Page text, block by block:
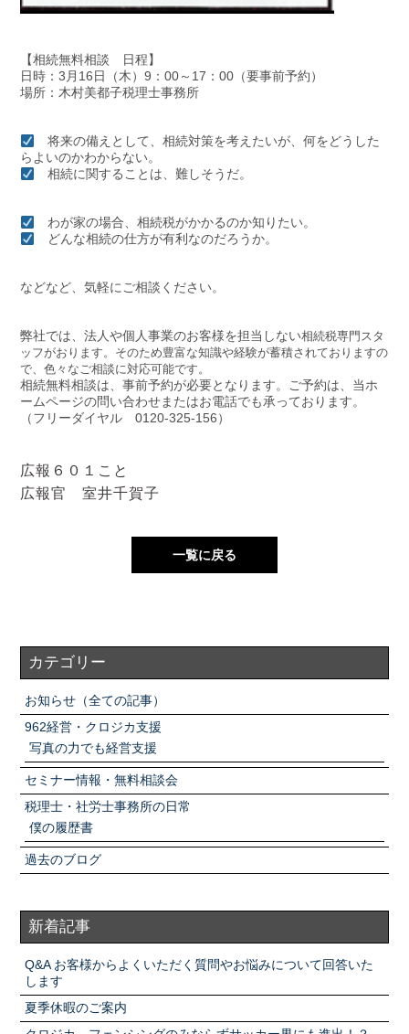
【相続無料相談 日程】
日時：3月16日（木）9：00～17：00（要事前予約）
場所：木村美都子税理士事務所
将来の備えとして、相続対策を考えたいが、何をどうした
らよいのかわからない。
相続に関することは、難しそうだ。
わが家の場合、相続税がかかるのか知りたい。
どんな相続の仕方が有利なのだろうか。
などなど、気軽にご相談ください。
弊社では、法人や個人事業のお客様を担当しない相続税専門スタ
ッフがおります。そのため豊富な知識や経験が蓄積されておりますの
で、色々なご相談に対応可能です。
相続無料相談は、事前予約が必要となります。ご予約は、当ホ
ームページの問い合わせまたはお電話でも承っております。
（フリーダイヤル 0120-325-156）
広報６０１こと
広報官 室井千賀子
一覧に戻る
カテゴリー
お知らせ（全ての記事）
962経営・クロジカ支援
写真の力でも経営支援
セミナー情報・無料相談会
税理士・社労士事務所の日常
僕の履歴書
過去のブログ
新着記事
Q&A お客様からよくいただく質問やお悩みについて回答いた
します
夏季休暇のご案内